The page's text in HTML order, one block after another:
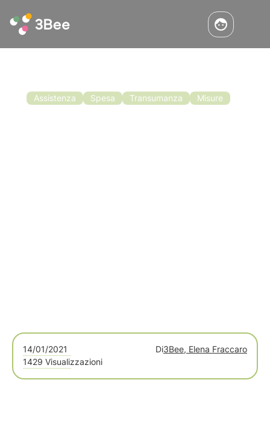
Assistenza Spesa Transumanza Misure
14/01/2021 Di3Bee, Elena Fraccaro
1429 Visualizzazioni